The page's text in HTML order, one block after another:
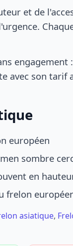
et de
engagement
avec son
européen
sombre
en
asiatique,